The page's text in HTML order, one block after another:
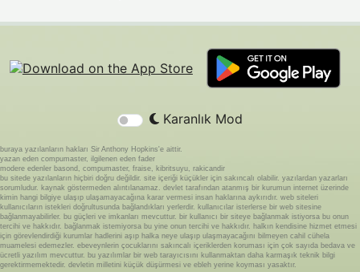
Karanlık Mod
buraya yazılanların hakları Sir Anthony Hopkins'e aittir.
yazan eden compumaster, ilgilenen eden fader
modere edenler basond, compumaster, fraise, kibritsuyu, rakicandir
bu sitede yazılanların hiçbiri doğru değildir. site içeriği küçükler için sakıncalı olabilir. yazılardan yazarları
sorumludur. kaynak göstermeden alıntılanamaz. devlet tarafından atanmış bir kurumun internet üzerinde
kimin hangi bilgiye ulaşıp ulaşamayacağına karar vermesi insan haklarına aykırıdır. web siteleri
kullanıcıların istekleri doğrultusunda bağlandıkları yerlerdir. kullanıcılar isterlerse bir web sitesine
bağlanmayabilirler. bu güçleri ve imkanları mevcuttur. bir kullanıcı bir siteye bağlanmak istiyorsa bu onun
tercihi ve hakkıdır. bağlanmak istemiyorsa bu yine onun tercihi ve hakkıdır. halkın kendisine hizmet etmesi
için görevlendirdiği kurumlar hadlerini aşıp halka neye ulaşıp ulaşmayacağını bilmeyen cahil cühela
muamelesi edemezler. ebeveynlerin çocuklarını sakıncalı içeriklerden koruması için çok sayıda bedava ve
ücretli yazılım mevcuttur. bu yazılımlar bir web tarayıcısını kullanmaktan daha karmaşık teknik bilgi
gerektirmemektedir. devletin milletini küçük düşürmesi ve ebleh yerine koyması yasaktır.